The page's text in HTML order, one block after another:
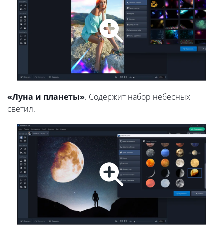
«Луна и планеты». Содержит набор небесных
светил.